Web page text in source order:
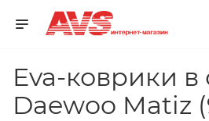
Eva-коврики в
Daewoo Matiz